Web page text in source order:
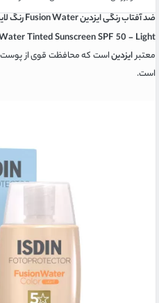
ضد آفتاب رنگی ایزدین Fusion Water رنگ لایت – محافظت و زیبایی در یک محصول
Tinted Sunscreen SPF 50 - Light
معتبرایزدیناست که محافظت قوی از پوست
است.